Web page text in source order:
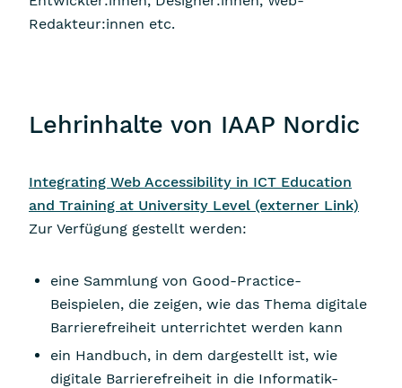
Redakteur:innen etc.
Lehrinhalte von IAAP Nordic
Integrating Web Accessibility in ICT Education
and Training at University Level (externer Link)
Zur Verfügung gestellt werden:
eine Sammlung von Good-Practice-
Beispielen, die zeigen, wie das Thema digitale
Barrierefreiheit unterrichtet werden kann
ein Handbuch, in dem dargestellt ist, wie
digitale Barrierefreiheit in die Informatik-